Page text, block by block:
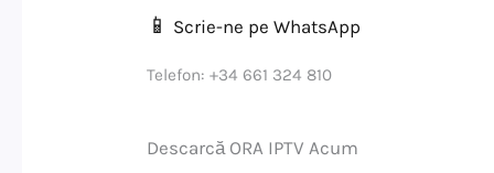
📱 Scrie-ne pe WhatsApp
Telefon: +34 661 324 810
Descarcă ORA IPTV Acum